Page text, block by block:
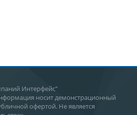
Интерфейс"
носит демонстрационный
офертой. Не является